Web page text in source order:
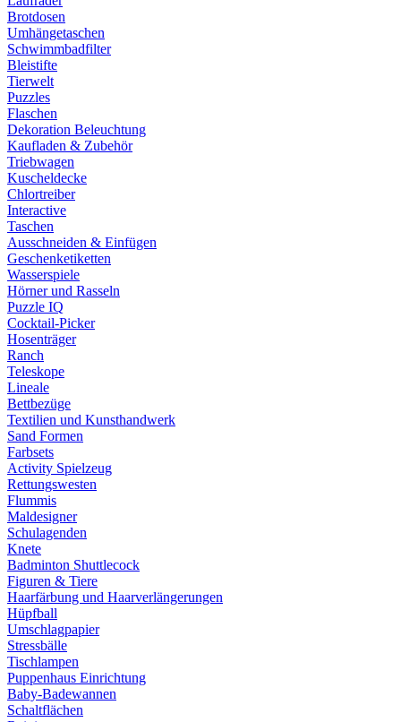
Brotdosen
Umhängetaschen
Schwimmbadfilter
Bleistifte
Tierwelt
Puzzles
Flaschen
Dekoration Beleuchtung
Kaufladen & Zubehör
Triebwagen
Kuscheldecke
Chlortreiber
Interactive
Taschen
Ausschneiden & Einfügen
Geschenketiketten
Wasserspiele
Hörner und Rasseln
Puzzle IQ
Cocktail-Picker
Hosenträger
Ranch
Teleskope
Lineale
Bettbezüge
Textilien und Kunsthandwerk
Sand Formen
Farbsets
Activity Spielzeug
Rettungswesten
Flummis
Maldesigner
Schulagenden
Knete
Badminton Shuttlecock
Figuren & Tiere
Haarfärbung und Haarverlängerungen
Hüpfball
Umschlagpapier
Stressbälle
Tischlampen
Puppenhaus Einrichtung
Baby-Badewannen
Schaltflächen